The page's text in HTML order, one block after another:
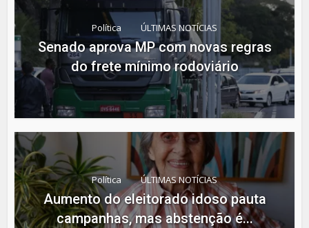
Política ÚLTIMAS NOTÍCIAS
Senado aprova MP com novas regras
do frete mínimo rodoviário
Política ÚLTIMAS NOTÍCIAS
Aumento do eleitorado idoso pauta
campanhas, mas abstenção é...